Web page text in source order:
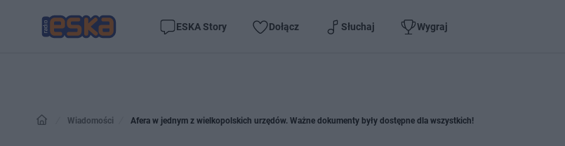
ESKA Story Dołącz Słuchaj Wygraj
Wiadomości Afera w jednym z wielkopolskich urzędów. Ważne dokumenty były dostępne dla wszystkich!